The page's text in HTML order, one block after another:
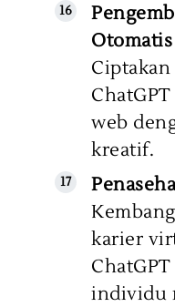
Otomatis
web
kreatif.
karier
individu